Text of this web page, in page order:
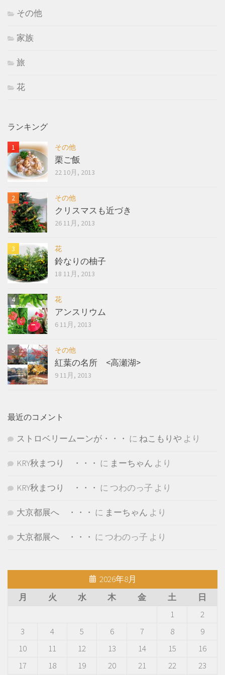
その他
家族
旅
花
ランキング
その他
栗ご飯
22 10月, 2013
その他
クリスマスも近づき
26 11月, 2013
花
鈴なりの柚子
18 11月, 2013
花
アンスリウム
6 11月, 2013
その他
紅葉の名所 <高瀬湖>
9 11月, 2013
最近のコメント
ストロベリームーンが・・・ に ねこもりや より
KRY秋まつり ・・・ に まーちゃん より
KRY秋まつり ・・・ に つわのっ子 より
大京都展へ ・・・ に まーちゃん より
大京都展へ ・・・ に つわのっ子 より
2026年8月
月
火 水 木 金 土
日
1
2
3
4 5 6 7 8
9
10
11 12 13 14 15
16
17
18 19 20 21 22
23